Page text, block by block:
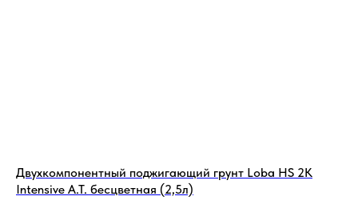
Двухкомпонентный поджигающий грунт Loba HS 2K
Intensive A.T. бесцветная (2,5л)